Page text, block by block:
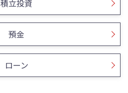
積立投資
預金
ローン